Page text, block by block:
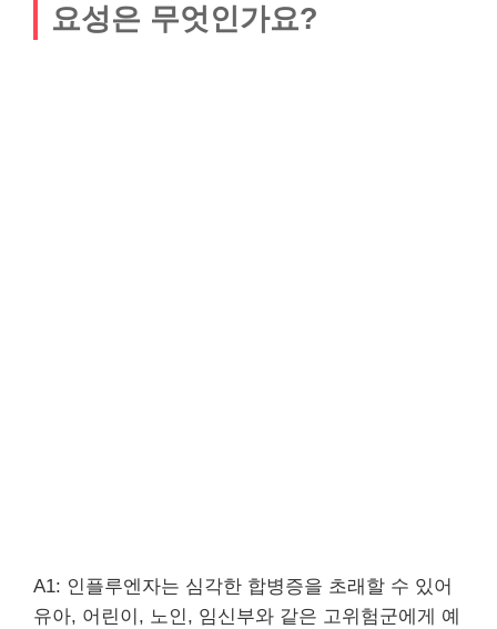
요성은 무엇인가요?
A1: 인플루엔자는 심각한 합병증을 초래할 수 있어
유아, 어린이, 노인, 임신부와 같은 고위험군에게 예